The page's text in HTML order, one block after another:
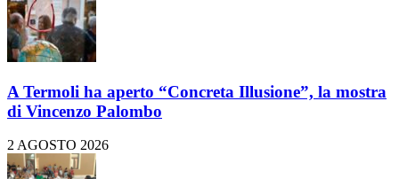
A Termoli ha aperto “Concreta Illusione”, la mostra
di Vincenzo Palombo
2 AGOSTO 2026